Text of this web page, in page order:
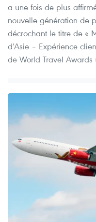
a une fois de plus
nouvelle génération de
décrochant le titre de «
d’Asie – Expérience
de World Travel